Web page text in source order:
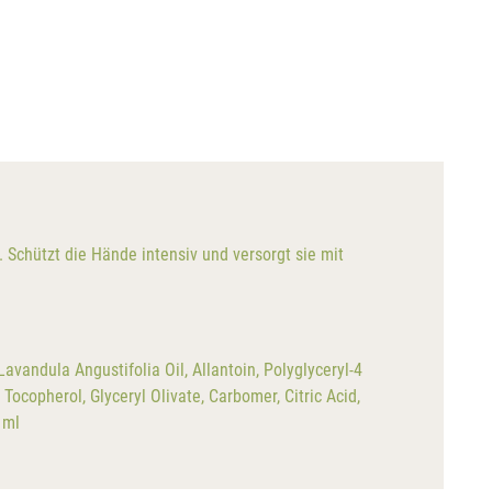
die Hände intensiv und versorgt sie mit
Angustifolia Oil, Allantoin, Polyglyceryl-4
Glyceryl Olivate, Carbomer, Citric Acid,